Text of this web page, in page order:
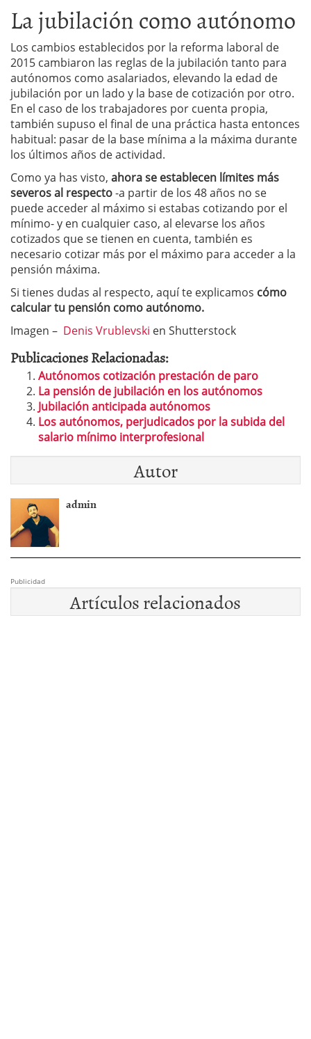
La jubilación como autónomo
Los cambios establecidos por la reforma laboral de
2015 cambiaron las reglas de la jubilación tanto para
autónomos como asalariados, elevando la edad de
jubilación por un lado y la base de cotización por otro.
En el caso de los trabajadores por cuenta propia,
también supuso el final de una práctica hasta entonces
habitual: pasar de la base mínima a la máxima durante
los últimos años de actividad.
Como ya has visto, ahora se establecen límites más
severos al respecto-a partir de los 48 años no se
puede acceder al máximo si estabas cotizando por el
mínimo- y en cualquier caso, al elevarse los años
cotizados que se tienen en cuenta, también es
necesario cotizar más por el máximo para acceder a la
pensión máxima.
Si tienes dudas al respecto, aquí te explicamos cómo
calcular tu pensión como autónomo.
Imagen – Denis Vrublevski en Shutterstock
Publicaciones Relacionadas:
Autónomos cotización prestación de paro
La pensión de jubilación en los autónomos
Jubilación anticipada autónomos
Los autónomos, perjudicados por la subida del
salario mínimo interprofesional
Autor
admin
Publicidad
Artículos relacionados